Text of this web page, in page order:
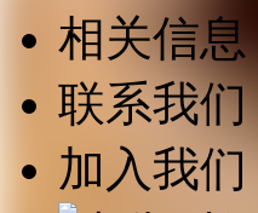
相关信息
联系我们
加入我们